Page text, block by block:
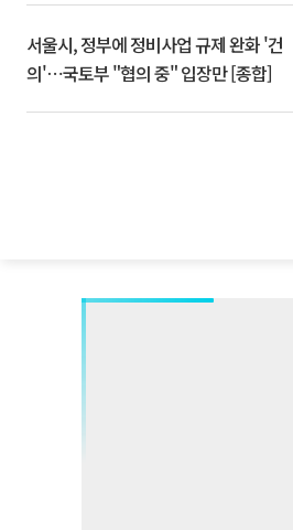
서울시, 정부에 정비사업 규제 완화 '건
의'⋯국토부 "협의 중" 입장만 [종합]